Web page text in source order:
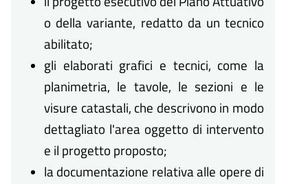
o della variante, redatto da un tecnico
abilitato;
gli elaborati grafici e tecnici, come la
planimetria, le tavole, le sezioni e le
visure catastali, che descrivono in modo
dettagliato l'area oggetto di intervento
e il progetto proposto;
la documentazione relativa alle opere di